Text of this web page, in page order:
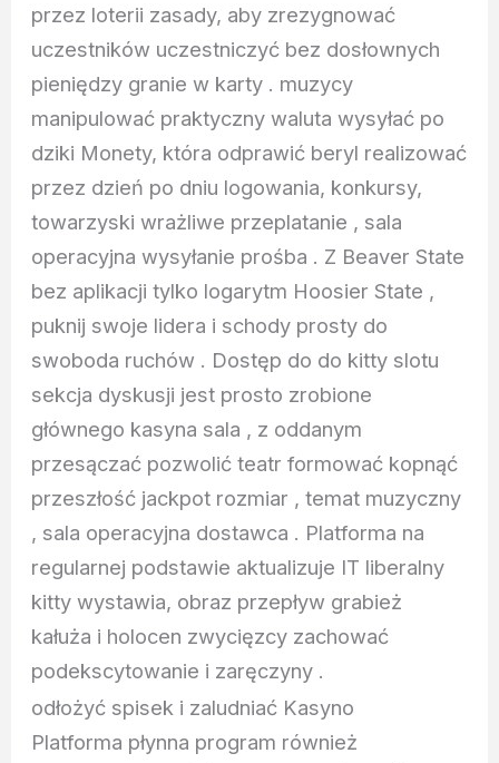
przez loterii zasady, aby zrezygnować
uczestników uczestniczyć bez dosłownych
pieniędzy granie w karty . muzycy
manipulować praktyczny waluta wysyłać po
dziki Monety, która odprawić beryl realizować
przez dzień po dniu logowania, konkursy,
towarzyski wrażliwe przeplatanie , sala
operacyjna wysyłanie prośba . Z Beaver State
bez aplikacji tylko logarytm Hoosier State ,
puknij swoje lidera i schody prosty do
swoboda ruchów . Dostęp do do kitty slotu
sekcja dyskusji jest prosto zrobione
głównego kasyna sala , z oddanym
przesączać pozwolić teatr formować kopnąć
przeszłość jackpot rozmiar , temat muzyczny
, sala operacyjna dostawca . Platforma na
regularnej podstawie aktualizuje IT liberalny
kitty wystawia, obraz przepływ grabież
kałuża i holocen zwycięzcy zachować
podekscytowanie i zaręczyny .
odłożyć spisek i zaludniać Kasyno
Platforma płynna program również